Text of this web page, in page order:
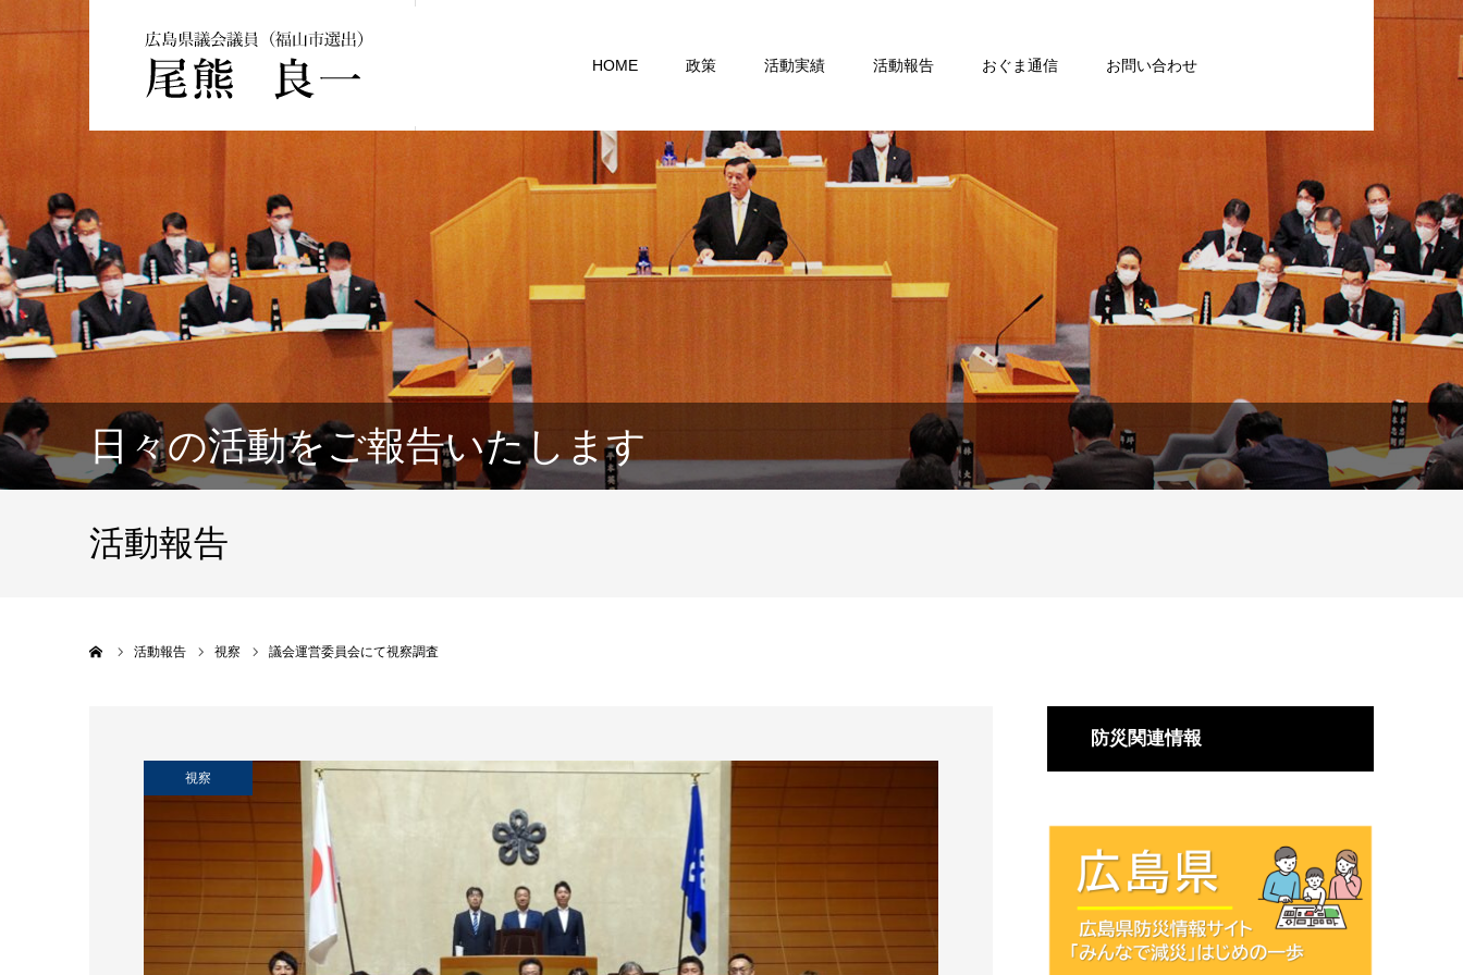
HOME 政策 活動実績 活動報告 おぐま通信 お問い合わせ
日々の活動をご報告いたします
活動報告
活動報告 視察 議会運営委員会にて視察調査
視察
防災関連情報